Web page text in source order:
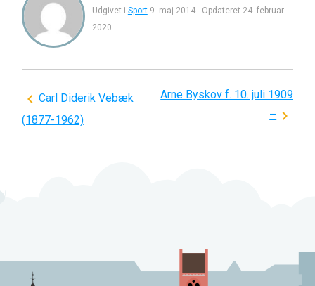
Udgivet i Sport 9. maj 2014- Opdateret 24. februar
2020
Indlægsnavigation
Carl Diderik Vebæk
(1877-1962)
Arne Byskov f. 10. juli 1909
–